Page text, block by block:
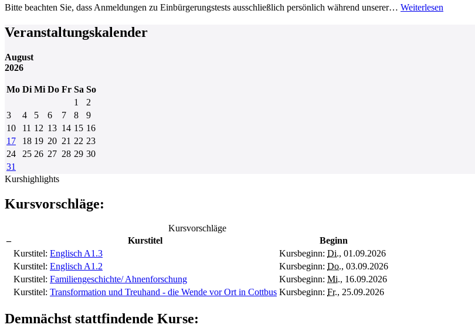
Bitte beachten Sie, dass Anmeldungen zu Einbürgerungstests ausschließlich persönlich während unserer… Weiterlesen
Veranstaltungskalender
August
2026
Mo Di Mi Do Fr Sa So
1
2
3
4 5 6 7 8
9
10
11 12 13 14 15 16
17
18 19 20 21 22 23
24
25 26 27 28 29 30
31
Kurshighlights
Kursvorschläge:
Kursvorschläge
–
Kurstitel
Beginn
Kurstitel: Englisch A1.3 Kursbeginn: Di., 01.09.2026
Kurstitel: Englisch A1.2 Kursbeginn: Do., 03.09.2026
Kurstitel: Familiengeschichte/ Ahnenforschung Kursbeginn: Mi., 16.09.2026
Kurstitel: Transformation und Treuhand - die Wende vor Ort in Cottbus Kursbeginn: Fr., 25.09.2026
Demnächst stattfindende Kurse: